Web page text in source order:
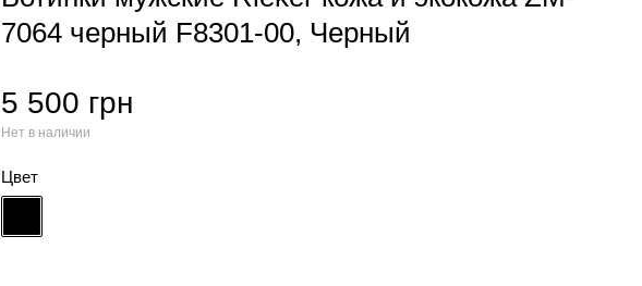
7064 черный F8301-00, Черный
5 500 грн
Нет в наличии
Цвет